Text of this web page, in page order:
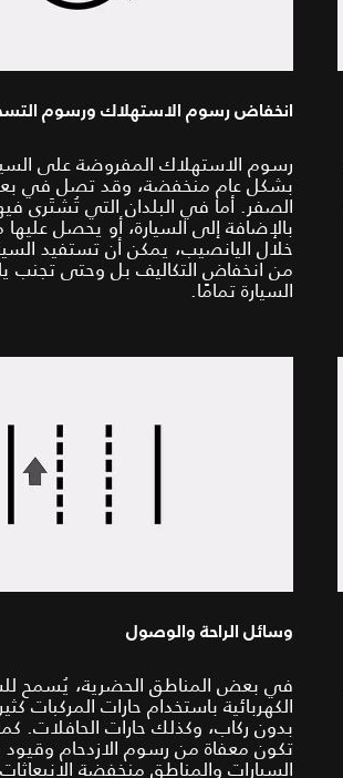
انخفاض رسوم الاستهلاك ورسوم
رسوم الاستهلاك المفروضة على
بشكل عام منخفضة، وقد تصل في
الصفر. أما في البلدان التي تُشتَرى
بالإضافة إلى السيارة، أو يحصل
خلال اليانصيب، يمكن أن تستفيد
من انخفاض التكاليف بل وحتى تجنب
السيارة تمامًا.
وسائل الراحة والوصول
في بعض المناطق الحضرية، يُسمح
الكهربائية باستخدام حارات المركبات
بدون ركاب، وكذلك حارات الحافلات. كما
تكون معفاة من رسوم الازدحام
السيارات والمناطق منخفضة